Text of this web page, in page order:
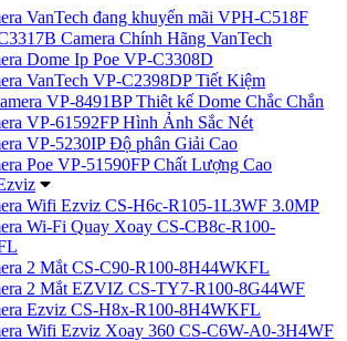
VanTech đang khuyến mãi VPH-C518F
Camera Chính Hãng VanTech
Dome Ip Poe VP-C3308D
VanTech VP-C2398DP Tiết Kiệm
VP-8491BP Thiêt kế Dome Chắc Chắn
VP-61592FP Hình Ảnh Sắc Nét
VP-5230IP Độ phân Giải Cao
Poe VP-51590FP Chất Lượng Cao
Wifi Ezviz CS-H6c-R105-1L3WF 3.0MP
Wi-Fi Quay Xoay CS-CB8c-R100-
2 Mắt CS-C90-R100-8H44WKFL
2 Mắt EZVIZ CS-TY7-R100-8G44WF
Ezviz CS-H8x-R100-8H4WKFL
Wifi Ezviz Xoay 360 CS-C6W-A0-3H4WF